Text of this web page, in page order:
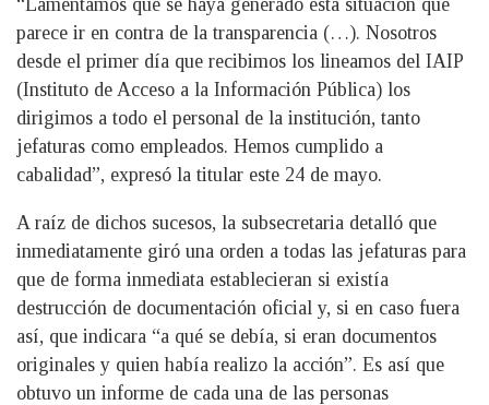
parece ir en contra de la transparencia (…). Nosotros
desde el primer día que recibimos los lineamos del IAIP
(Instituto de Acceso a la Información Pública) los
dirigimos a todo el personal de la institución, tanto
jefaturas como empleados. Hemos cumplido a
cabalidad”, expresó la titular este 24 de mayo.
A raíz de dichos sucesos, la subsecretaria detalló que
inmediatamente giró una orden a todas las jefaturas para
que de forma inmediata establecieran si existía
destrucción de documentación oficial y, si en caso fuera
así, que indicara “a qué se debía, si eran documentos
originales y quien había realizo la acción”. Es así que
obtuvo un informe de cada una de las personas